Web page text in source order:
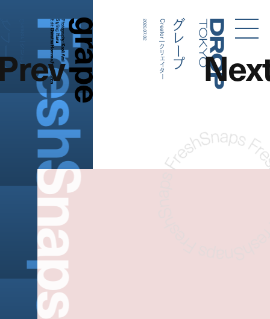
Droptokyo
FreshSnaps
grape
Photography:
Kaoli Arai
Styling:
Haru
Edit:
Chinatsu Homma,Fumie Chen グレープ
Creator | クリエイター
2026.07.02
プCreator | クリエイター